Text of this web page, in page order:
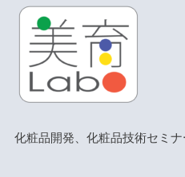
化粧品開発、化粧品技術セミナ